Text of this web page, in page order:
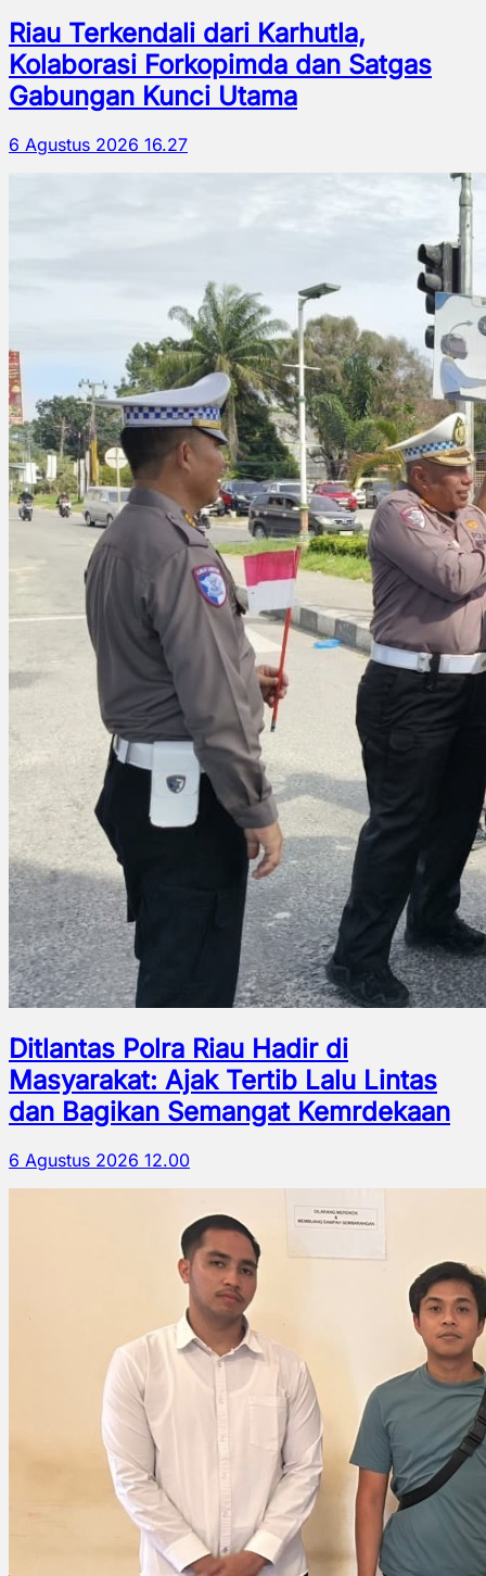
Riau Terkendali dari Karhutla,
Kolaborasi Forkopimda dan Satgas
Gabungan Kunci Utama
6 Agustus 2026 16.27
Ditlantas Polra Riau Hadir di
Masyarakat: Ajak Tertib Lalu Lintas
dan Bagikan Semangat Kemrdekaan
6 Agustus 2026 12.00